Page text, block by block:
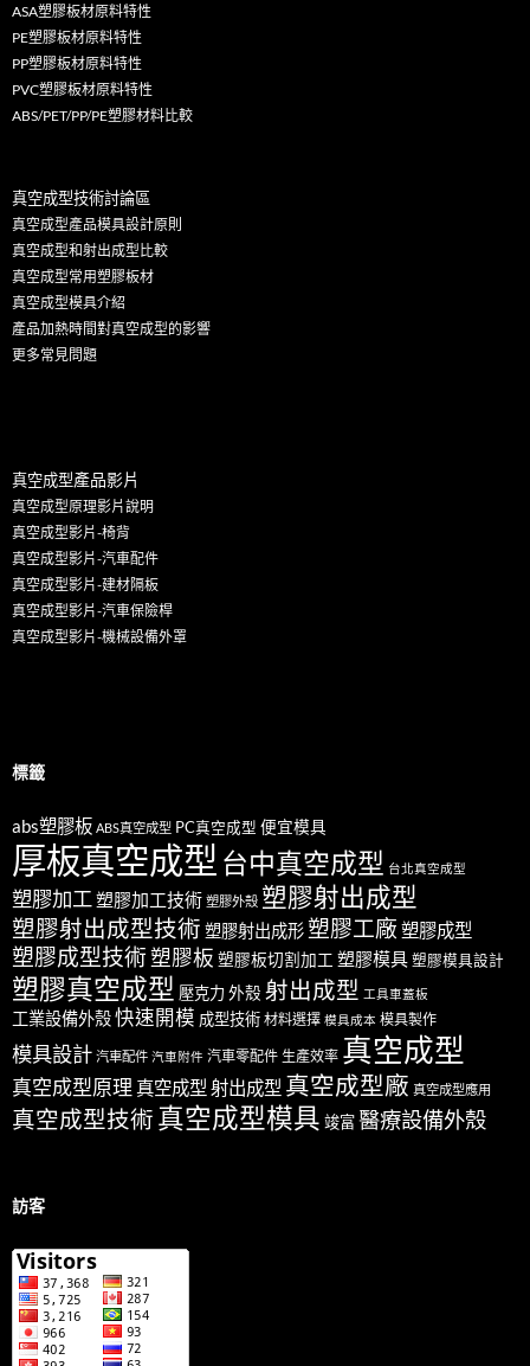
ASA塑膠板材原料特性
PE塑膠板材原料特性
PP塑膠板材原料特性
PVC塑膠板材原料特性
ABS/PET/PP/PE塑膠材料比較
真空成型技術討論區
真空成型產品模具設計原則
真空成型和射出成型比較
真空成型常用塑膠板材
真空成型模具介紹
產品加熱時間對真空成型的影響
更多常見問題
真空成型產品影片
真空成型原理影片說明
真空成型影片-椅背
真空成型影片-汽車配件
真空成型影片-建材隔板
真空成型影片-汽車保險桿
真空成型影片-機械設備外罩
標籤
abs塑膠板 ABS真空成型 PC真空成型 便宜模具
厚板真空成型 台中真空成型 台北真空成型
塑膠加工 塑膠加工技術 塑膠外殼 塑膠射出成型
塑膠射出成型技術 塑膠射出成形塑膠工廠 塑膠成型
塑膠成型技術塑膠板 塑膠板切割加工 塑膠模具塑膠模具設計
塑膠真空成型 壓克力 外殼 射出成型 工具車蓋板
工業設備外殼快速開模 成型技術 材料選擇 模具成本 模具製作
模具設計 汽車配件 汽車附件 汽車零配件 生產效率 真空成型
真空成型原理 真空成型 射出成型 真空成型廠 真空成型應用
真空成型技術 真空成型模具 竣富醫療設備外殼
訪客